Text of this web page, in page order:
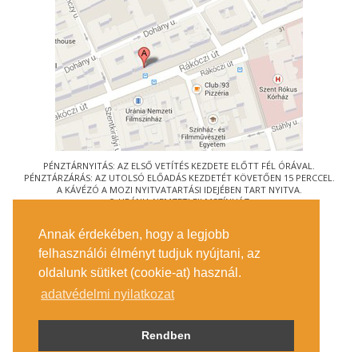
Annak érdekében, hogy a legjobb
felhasználói élményt tudjuk nyújtani, az
oldalunk sütiket (cookie-at) használ.
adatvédelmi nyilatkozat
Rendben
PÉNZTÁRNYITÁS: AZ ELSŐ VETÍTÉS KEZDETE ELŐTT FÉL ÓRÁVAL.
PÉNZTÁRZÁRÁS: AZ UTOLSÓ ELŐADÁS KEZDETÉT KÖVETŐEN 15 PERCCEL.
A KÁVÉZÓ A MOZI NYITVATARTÁSI IDEJÉBEN TART NYITVA.
© URÁNIA NEMZETI FILMSZÍNHÁZ
1088 BUDAPEST, RÁKÓCZI ÚT 21.
MEGKÖZELÍTÉS
JEGYINFORMÁCIÓ
ÍRJON NEKÜNK!
KÖZÉRDEKŰ ADATOK